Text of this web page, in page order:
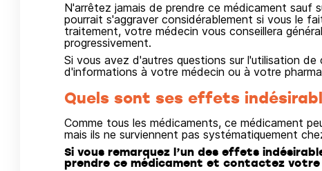
N'arrêtez jamais de prendre ce médicament sauf
pourrait s'aggraver considérablement si vous le
traitement, votre médecin vous conseillera
progressivement.
Si vous avez d'autres questions sur l'utilisation
d'informations à votre médecin ou à votre
Quels sont ses effets
Comme tous les médicaments, ce médicament
mais ils ne surviennent pas systématiquement
Si vous remarquez l’un des effets
prendre ce médicament et contactez